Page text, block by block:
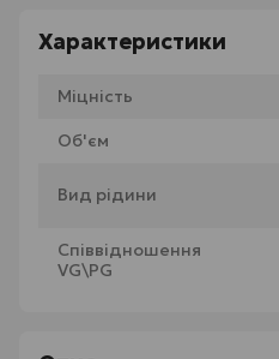
Характеристики
Міцність
Об'єм
Вид рідини
Співвідношення
VG\PG